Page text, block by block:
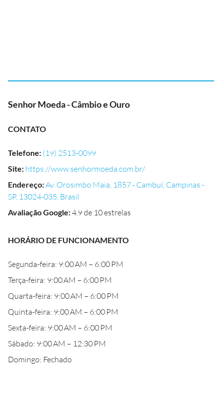
Senhor Moeda - Câmbio e Ouro
CONTATO
Telefone: (19) 2513-0099
Site: https://www.senhormoeda.com.br/
Endereço:Av. Orosimbo Maia, 1857 - Cambuí, Campinas -
SP, 13024-035, Brasil
Avaliação Google:4.9 de 10 estrelas
HORÁRIO DE FUNCIONAMENTO
Segunda-feira: 9:00 AM – 6:00 PM
Terça-feira: 9:00 AM – 6:00 PM
Quarta-feira: 9:00 AM – 6:00 PM
Quinta-feira: 9:00 AM – 6:00 PM
Sexta-feira: 9:00 AM – 6:00 PM
Sábado: 9:00 AM – 12:30 PM
Domingo: Fechado